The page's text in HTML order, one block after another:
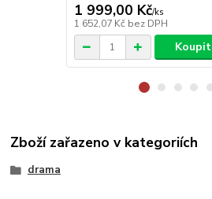
1 999,00 Kč/ks
1 652,07 Kč bez DPH
Koupit
Zboží zařazeno v kategoriích
drama